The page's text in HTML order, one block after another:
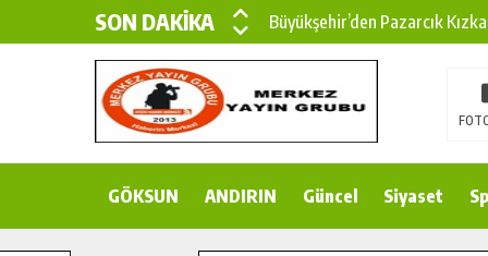
SON DAKİKA
Büyükşehir’den Pazarcık
Çin’den KSÜ’ye Uluslararası
Büyükşehir, Türkoğlu Derebaşı
15 TEMMUZ’DA
GÖKSUN ANDIRIN Güncel Siyaset